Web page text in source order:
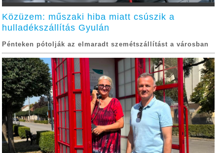
Közüzem: műszaki hiba miatt csúszik a
hulladékszállítás Gyulán
Pénteken pótolják az elmaradt szemétszállítást a városban